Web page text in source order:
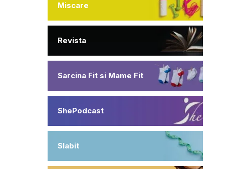
Miscare
Revista
Sarcina Fit si Mame Fit
ShePodcast
Slabit